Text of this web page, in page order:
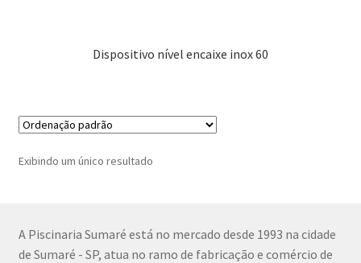
Dispositivo nível encaixe inox 60
Exibindo um único resultado
A Piscinaria Sumaré está no mercado desde 1993 na cidade
de Sumaré - SP, atua no ramo de fabricação e comércio de